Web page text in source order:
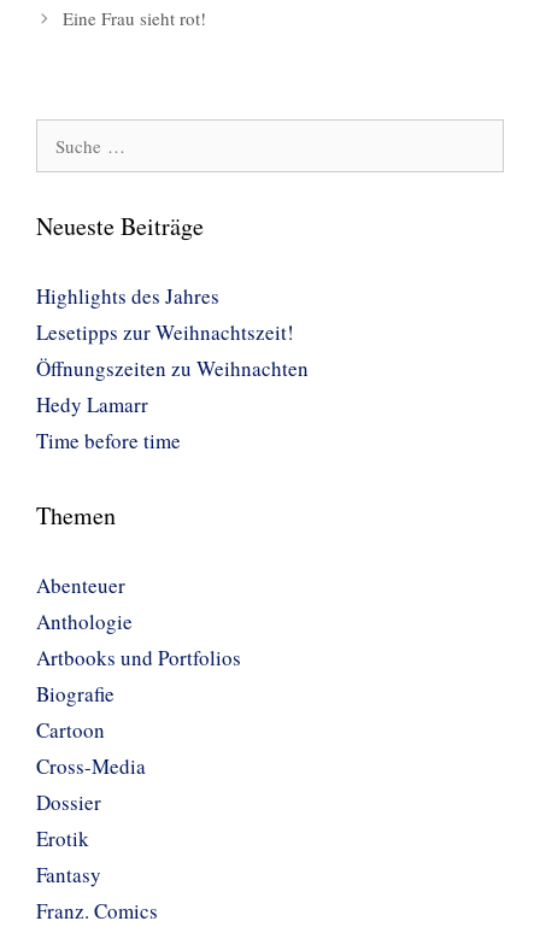
Eine Frau sieht rot!
Neueste Beiträge
Highlights des Jahres
Lesetipps zur Weihnachtszeit!
Öffnungszeiten zu Weihnachten
Hedy Lamarr
Time before time
Themen
Abenteuer
Anthologie
Artbooks und Portfolios
Biografie
Cartoon
Cross-Media
Dossier
Erotik
Fantasy
Franz. Comics